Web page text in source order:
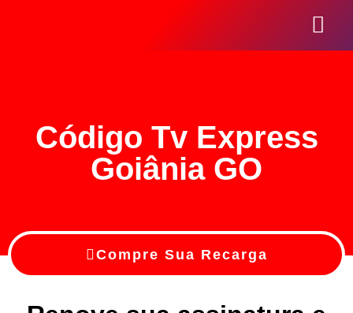
Código Tv Express
Goiânia GO
Compre Sua Recarga